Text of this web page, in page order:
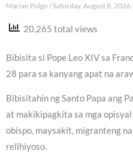
Marian Pulgo Saturday, August 8, 2026
20,265 total views
Bibisita si Pope Leo XIV sa
28 para sa kanyang apat na
Bibisitahin ng Santo Papa ang
at makikipagkita sa mga
obispo, maysakit, migranteng
relihiyoso.